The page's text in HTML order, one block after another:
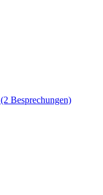
(2 Besprechungen)